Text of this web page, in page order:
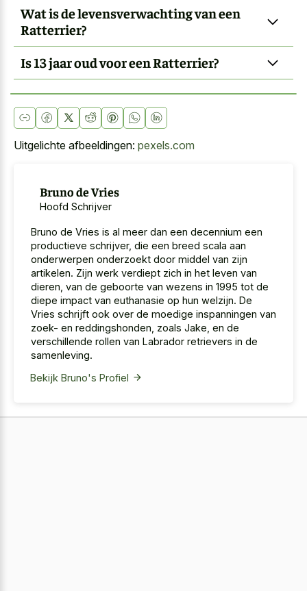
Wat is de levensverwachting van een
Ratterrier?
Is 13 jaar oud voor een Ratterrier?
Uitgelichte afbeeldingen: pexels.com
Bruno de Vries
Hoofd Schrijver
Bruno de Vries is al meer dan een decennium een
productieve schrijver, die een breed scala aan
onderwerpen onderzoekt door middel van zijn
artikelen. Zijn werk verdiept zich in het leven van
dieren, van de geboorte van wezens in 1995 tot de
diepe impact van euthanasie op hun welzijn. De
Vries schrijft ook over de moedige inspanningen van
zoek- en reddingshonden, zoals Jake, en de
verschillende rollen van Labrador retrievers in de
samenleving.
Bekijk Bruno's Profiel